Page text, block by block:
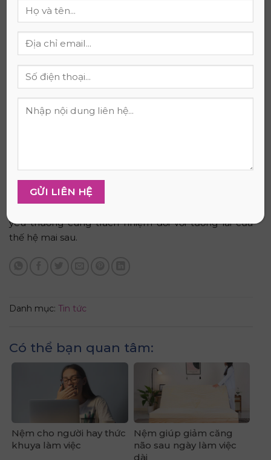
TP.HCM ở đâu?
Nệm Thắng Lợicung cấp các dòngnệm cao su
thiên nhiên và lò xo tái chế tại TP.HCM.
Địa chỉ:26/1C ấp Nam Lân, xã Bà
Điểm, huyện Hóc Môn, TP.HCM
Hotline tư vấn:
Kết luận
tài nguyên cho trái đất. Khi ưu tiên chất liệu từ thiên
nhiên và khả năng tái chế, bạn thiết lập không gian
nghỉ ngơi để hồi phục cơ thể mỗi đêm. Lựa chọn này
yêu thương cùng trách nhiệm đối với tương lai của
thế hệ mai sau.
Danh mục: Tin tức
Có thể bạn quan tâm:
Nệm cho người hay thức
khuya làm việc
Nệm giúp giảm căng
não sau ngày làm việc
dài